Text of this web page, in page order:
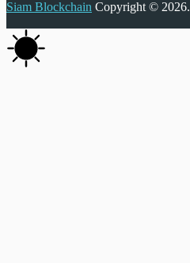
Siam Blockchain Copyright © 2026.